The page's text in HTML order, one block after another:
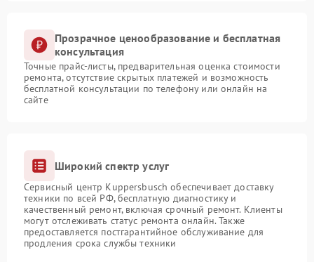
Прозрачное ценообразование и бесплатная
консультация
Точные прайс-листы, предварительная оценка стоимости
ремонта, отсутствие скрытых платежей и возможность
бесплатной консультации по телефону или онлайн на
сайте
Широкий спектр услуг
Сервисный центр Kuppersbusch обеспечивает доставку
техники по всей РФ, бесплатную диагностику и
качественный ремонт, включая срочный ремонт. Клиенты
могут отслеживать статус ремонта онлайн. Также
предоставляется постгарантийное обслуживание для
продления срока службы техники